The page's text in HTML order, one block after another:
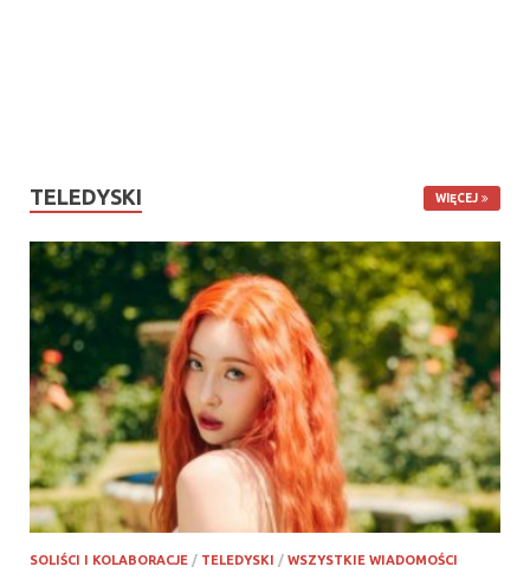
TELEDYSKI WIĘCEJ
SOLIŚCI I KOLABORACJE / TELEDYSKI / WSZYSTKIE WIADOMOŚCI